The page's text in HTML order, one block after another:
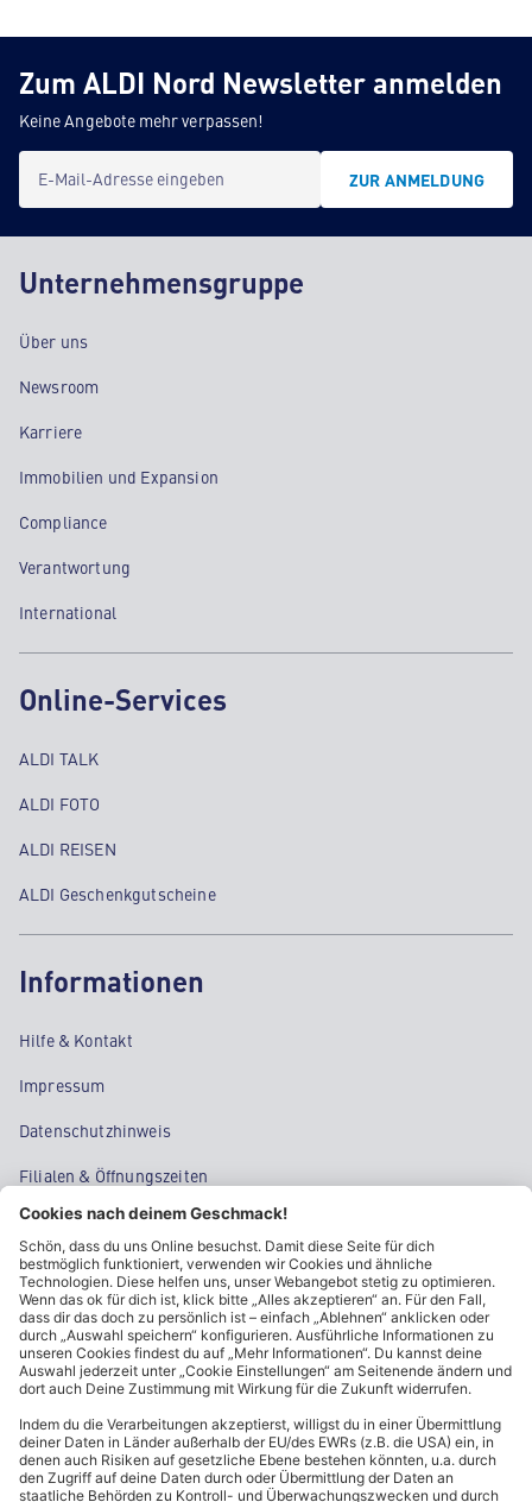
Zum ALDI Nord Newsletter anmelden
Keine Angebote mehr verpassen!
E-Mail-Adresse eingeben ZUR ANMELDUNG
Unternehmensgruppe
Über uns
Newsroom
Karriere
Immobilien und Expansion
Compliance
Verantwortung
International
Online-Services
ALDI TALK
ALDI FOTO
ALDI REISEN
ALDI Geschenkgutscheine
Informationen
Hilfe & Kontakt
Impressum
Datenschutzhinweis
Filialen & Öffnungszeiten
Kontakt
Cookie-Einstellungen
Kundeninformationen
ALDI Nord folgen